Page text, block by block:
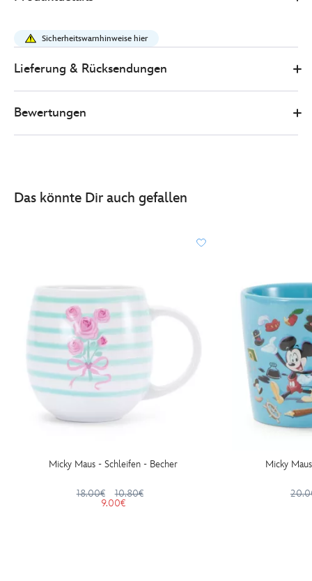
Sicherheitswarnhinweise hier
Lieferung & Rücksendungen
Bewertungen
Das könnte Dir auch gefallen
Micky Maus - Schleifen - Becher
18.00€
10.80€
9.00€
Micky